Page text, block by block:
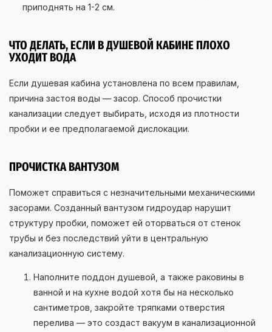
приподнять на 1-2 см.
ЧТО ДЕЛАТЬ, ЕСЛИ В ДУШЕВОЙ КАБИНЕ ПЛОХО
УХОДИТ ВОДА
Если душевая кабина установлена по всем правилам,
причина застоя воды — засор. Способ прочистки
канализации следует выбирать, исходя из плотности
пробки и ее предполагаемой дислокации.
ПРОЧИСТКА ВАНТУЗОМ
Поможет справиться с незначительными механическими
засорами. Созданный вантузом гидроудар нарушит
структуру пробки, поможет ей оторваться от стенок
трубы и без последствий уйти в центральную
канализационную систему.
Наполните поддон душевой, а также раковины в
ванной и на кухне водой хотя бы на несколько
сантиметров, закройте тряпками отверстия
перелива — это создаст вакуум в канализационной